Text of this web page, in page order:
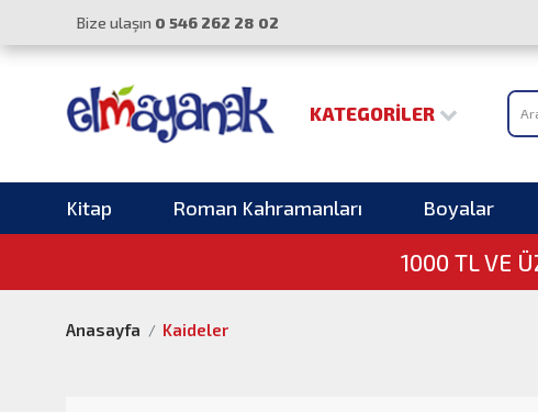
Bize ulaşın 0 546 262 28 02
KATEGORILER
Kitap Roman Kahramanları Boyalar
1000 TL VE
Anasayfa Kaideler